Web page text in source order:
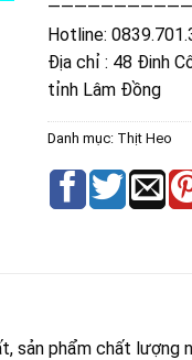
Hotline:
Địa chỉ : 48 Đinh
tỉnh Lâm Đồng
Danh mục: Thịt Heo
sản phẩm chất lượng